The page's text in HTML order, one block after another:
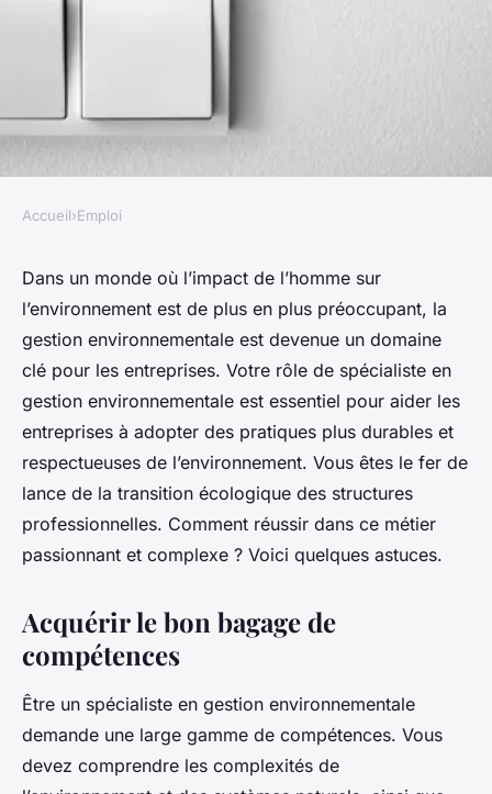
Quelles astuces pour réussir
en tant que spécialiste en
gestion environnementale ?
Romain• 21 janvier 2024•6 min de lecture
Accueil›Emploi
Dans un monde où l’impact de l’homme sur
l’environnement est de plus en plus préoccupant, la
gestion environnementale est devenue un domaine
clé pour les entreprises. Votre rôle de spécialiste en
gestion environnementale est essentiel pour aider les
entreprises à adopter des pratiques plus durables et
respectueuses de l’environnement. Vous êtes le fer de
lance de la transition écologique des structures
professionnelles. Comment réussir dans ce métier
passionnant et complexe ? Voici quelques astuces.
Acquérir le bon bagage de
compétences
Être un spécialiste en gestion environnementale
demande une large gamme de compétences. Vous
devez comprendre les complexités de